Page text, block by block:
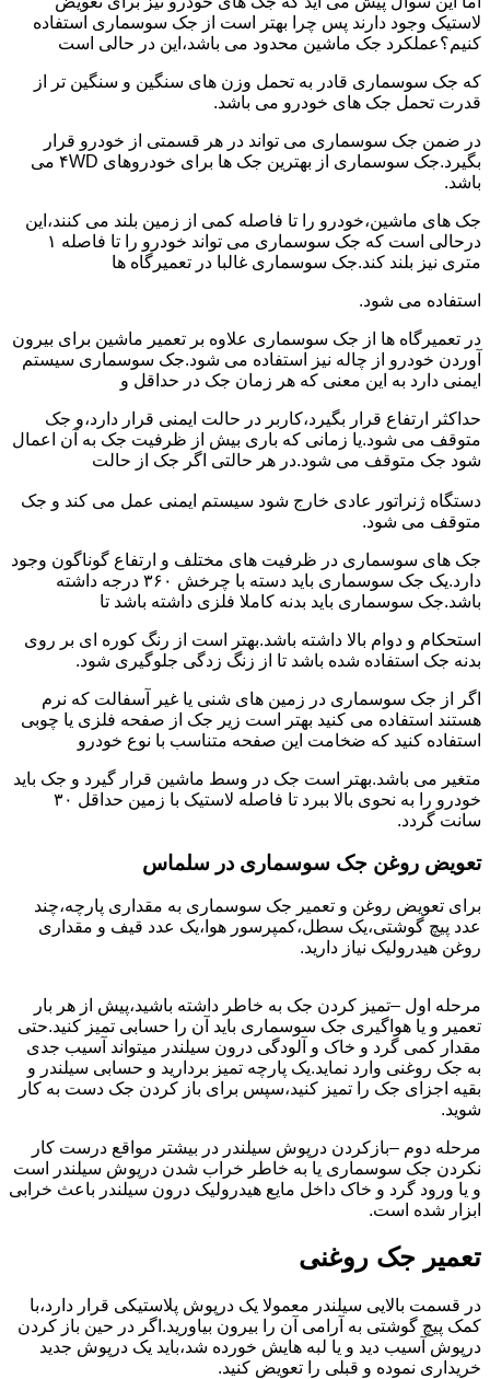
لاستیک وجود دارند پس چرا بهتر است از جک سوسماری استفاده
کنیم؟عملکرد جک ماشین محدود می باشد،این در حالی است
که جک سوسماری قادر به تحمل وزن های سنگین و سنگین تر از
قدرت تحمل جک های خودرو می باشد.
در ضمن جک سوسماری می تواند در هر قسمتی از خودرو قرار
بگیرد.جک سوسماری از بهترین جک ها برای خودروهای ۴WD می
باشد.
جک های ماشین،خودرو را تا فاصله کمی از زمین بلند می کنند،این
درحالی است که جک سوسماری می تواند خودرو را تا فاصله ۱
متری نیز بلند کند.جک سوسماری غالبا در تعمیرگاه ها
استفاده می شود.
در تعمیرگاه ها از جک سوسماری علاوه بر تعمیر ماشین برای بیرون
آوردن خودرو از چاله نیز استفاده می شود.جک سوسماری سیستم
ایمنی دارد به این معنی که هر زمان جک در حداقل و
حداکثر ارتفاع قرار بگیرد،کاربر در حالت ایمنی قرار دارد،و جک
متوقف می شود.یا زمانی که باری بیش از ظرفیت جک به آن اعمال
شود جک متوقف می شود.در هر حالتی اگر جک از حالت
دستگاه ژنراتور عادی خارج شود سیستم ایمنی عمل می کند و جک
متوقف می شود.
جک های سوسماری در ظرفیت های مختلف و ارتفاع گوناگون وجود
دارد.یک جک سوسماری باید دسته با چرخش ۳۶۰ درجه داشته
باشد.جک سوسماری باید بدنه کاملا فلزی داشته باشد تا
استحکام و دوام بالا داشته باشد.بهتر است از رنگ کوره ای بر روی
بدنه جک استفاده شده باشد تا از زنگ زدگی جلوگیری شود.
اگر از جک سوسماری در زمین های شنی یا غیر آسفالت که نرم
هستند استفاده می کنید بهتر است زیر جک از صفحه فلزی یا چوبی
استفاده کنید که ضخامت این صفحه متناسب با نوع خودرو
متغیر می باشد.بهتر است جک در وسط ماشین قرار گیرد و جک باید
خودرو را به نحوی بالا ببرد تا فاصله لاستیک با زمین حداقل ۳۰
سانت گردد.
تعویض روغن جک سوسماری در سلماس
برای تعویض روغن و تعمیر جک سوسماری به مقداری پارچه،چند
عدد پیچ گوشتی،یک سطل،کمپرسور هوا،یک عدد قیف و مقداری
روغن هیدرولیک نیاز دارید.
مرحله اول –تمیز کردن جک به خاطر داشته باشید،پیش از هر بار
تعمیر و یا هواگیری جک سوسماری باید آن را حسابی تمیز کنید.حتی
مقدار کمی گرد و خاک و آلودگی درون سیلندر میتواند آسیب جدی
به جک روغنی وارد نماید.یک پارچه تمیز بردارید و حسابی سیلندر و
بقیه اجزای جک را تمیز کنید،سپس برای باز کردن جک دست به کار
شوید.
مرحله دوم –بازکردن درپوش سیلندر در بیشتر مواقع درست کار
نکردن جک سوسماری یا به خاطر خراب شدن درپوش سیلندر است
و یا ورود گرد و خاک داخل مایع هیدرولیک درون سیلندر باعث خرابی
ابزار شده است.
تعمیر جک روغنی
در قسمت بالایی سیلندر معمولا یک درپوش پلاستیکی قرار دارد،با
کمک پیچ گوشتی به آرامی آن را بیرون بیاورید.اگر در حین باز کردن
درپوش آسیب دید و یا لبه هایش خورده شد،باید یک درپوش جدید
خریداری نموده و قبلی را تعویض کنید.